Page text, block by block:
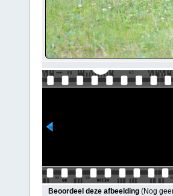
Beoordeel deze afbeelding (Nog